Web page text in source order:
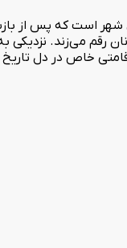
شهر است که پس از
رقم می‌زند.
خاص در دل تاریخ